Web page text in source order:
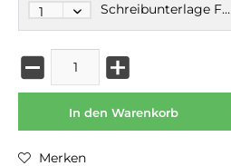
Schreibunterlage Fußball 55x35cm rutschfest
In den Warenkorb
Merken